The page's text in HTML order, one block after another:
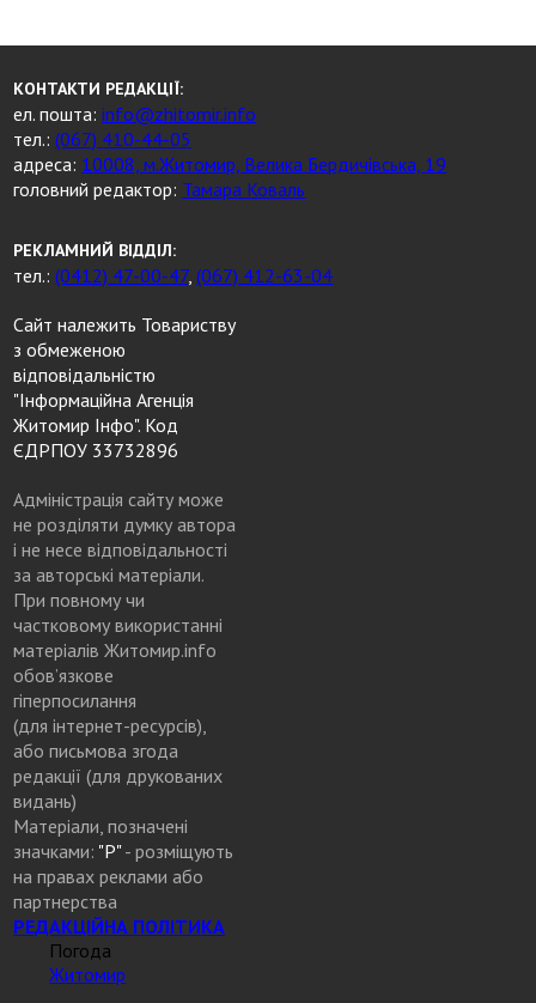
КОНТАКТИ РЕДАКЦІЇ:
ел. пошта:info@zhitomir.info
тел.:(067) 410-44-05
адреса: 10008, м.Житомир, Велика Бердичівська, 19
головний редактор: Тамара Коваль
РЕКЛАМНИЙ ВІДДІЛ:
тел.:(0412) 47-00-47,(067) 412-63-04
Сайт належить Товариству
з обмеженою
відповідальністю
"Інформаційна Агенція
Житомир Інфо". Код
ЄДРПОУ 33732896
Адміністрація сайту може
не розділяти думку автора
і не несе відповідальності
за авторські матеріали.
При повному чи
частковому використанні
матеріалів Житомир.info
обов’язкове
гіперпосилання
(для інтернет-ресурсів),
або письмова згода
редакції (для друкованих
видань)
Матеріали, позначені
значками: "Р"- розміщують
на правах реклами або
партнерства
РЕДАКЦІЙНА ПОЛІТИКА
Погода
Житомир